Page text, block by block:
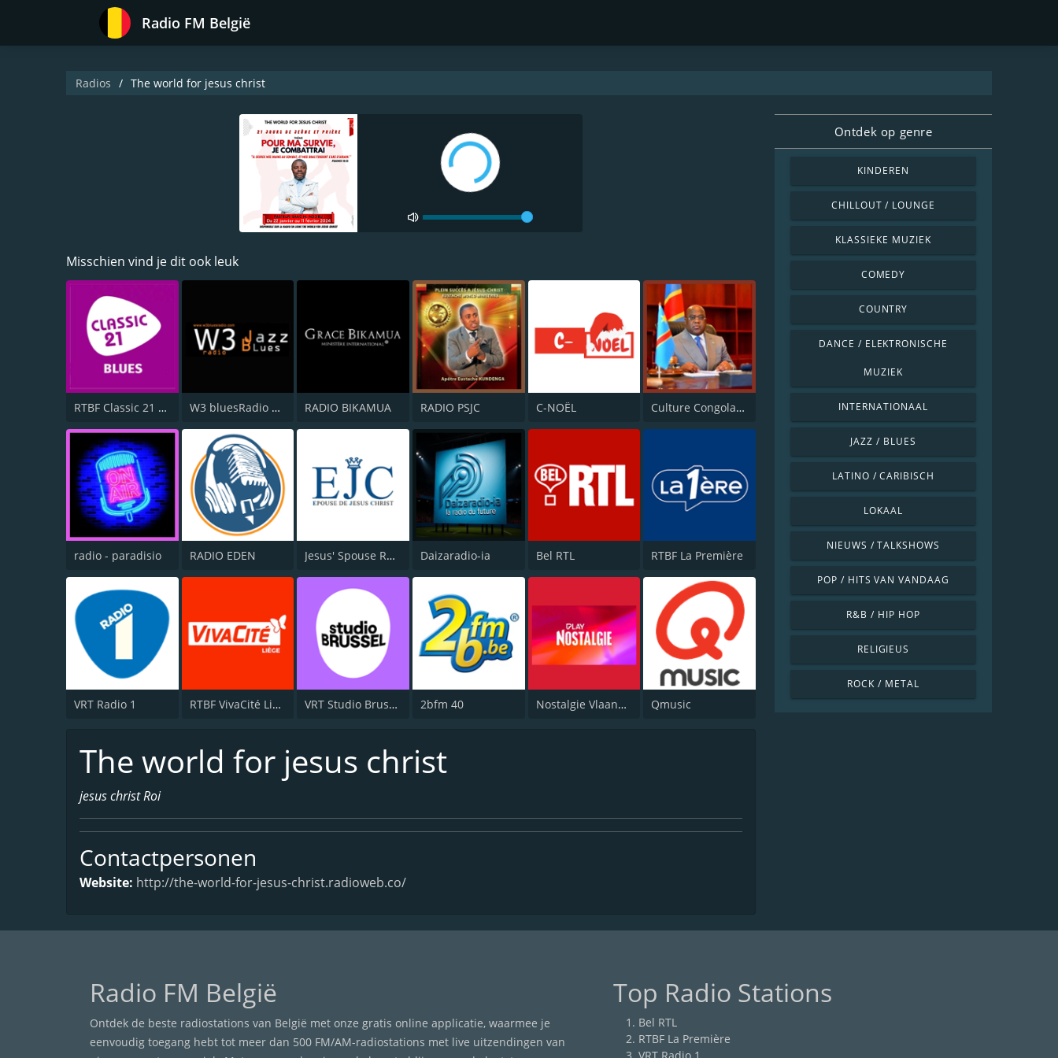
Radio FM België
Radios The world for jesus christ
Misschien vind je dit ook leuk
RTBF Classic 21 Blues W3 bluesRadio Bayou Blue Radio RADIO BIKAMUA RADIO PSJC C-NOËL Culture Congolaise
radio - paradisio RADIO EDEN Jesus' Spouse Radio (JSR) Daizaradio-ia Bel RTL RTBF La Première
VRT Radio 1 RTBF VivaCité Liège VRT Studio Brussel 2bfm 40 Nostalgie Vlaanderen Qmusic
The world for jesus christ
jesus christ Roi
Contactpersonen
Website: http://the-world-for-jesus-christ.radioweb.co/
Ontdek op genre
KINDEREN
CHILLOUT / LOUNGE
KLASSIEKE MUZIEK
COMEDY
COUNTRY
DANCE / ELEKTRONISCHE
MUZIEK
INTERNATIONAAL
JAZZ / BLUES
LATINO / CARIBISCH
LOKAAL
NIEUWS / TALKSHOWS
POP / HITS VAN VANDAAG
R&B / HIP HOP
RELIGIEUS
ROCK / METAL
Radio FM België
Ontdek de beste radiostations van België met onze gratis online applicatie, waarmee je
eenvoudig toegang hebt tot meer dan 500 FM/AM-radiostations met live uitzendingen van
Top Radio Stations
Bel RTL
RTBF La Première